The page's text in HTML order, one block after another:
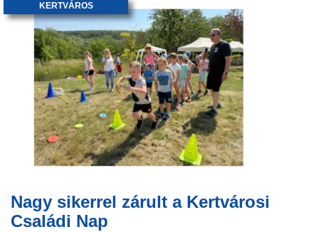
Nagy sikerrel zárult a Kertvárosi
Családi Nap
KERTVÁROS